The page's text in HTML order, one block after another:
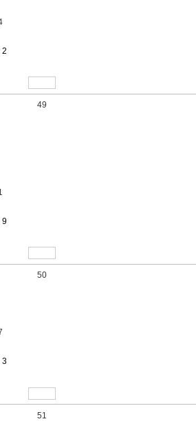
2
49
9
50
3
51